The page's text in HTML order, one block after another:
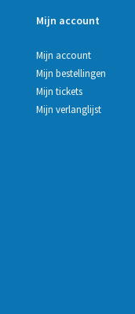
Mijn account
Mijn account
Mijn bestellingen
Mijn tickets
Mijn verlanglijst